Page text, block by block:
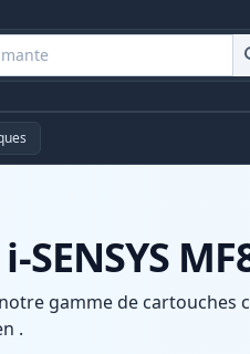
gamme de
.